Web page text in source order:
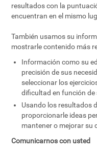
resultados con la
encuentran en el mismo
También usamos su
mostrarle contenido más
Información como su
precisión de sus
seleccionar los
dificultad en función de
Usando los resultados
proporcionarle ideas
mantener o mejorar su
Comunicarnos con usted